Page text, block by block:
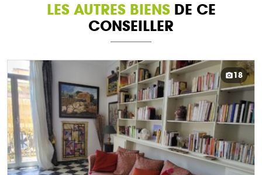
LES AUTRES BIENSDE CE
CONSEILLER
18